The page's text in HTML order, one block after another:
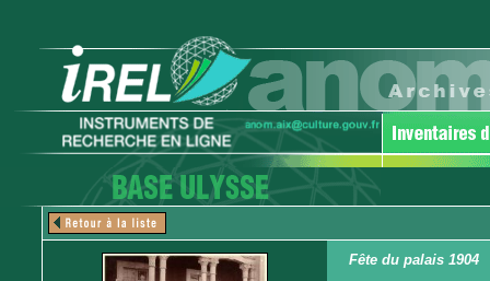
Fête du palais 1904